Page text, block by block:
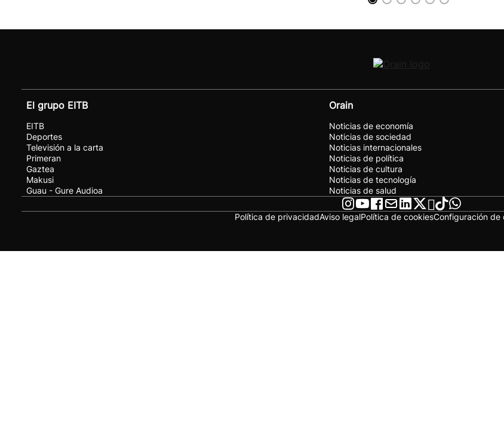
El grupo EITB
EITB
Deportes
Televisión a la carta
Primeran
Gaztea
Makusi
Guau - Gure Audioa
Orain
Noticias de economía
Noticias de sociedad
Noticias internacionales
Noticias de política
Noticias de cultura
Noticias de tecnología
Noticias de salud
Política de privacidadAviso legalPolítica de cookiesConfiguración de